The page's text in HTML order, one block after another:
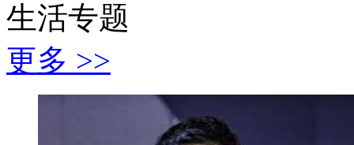
生活专题
更多 >>